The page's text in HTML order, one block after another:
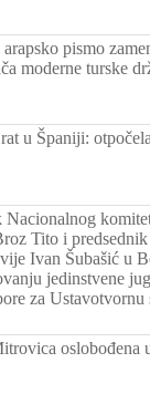
pismo
moderne turske
u Španiji:
Nacionalnog
Tito i
Ivan Šubašić u
jedinstvene
za Ustavotvornu
oslobođena